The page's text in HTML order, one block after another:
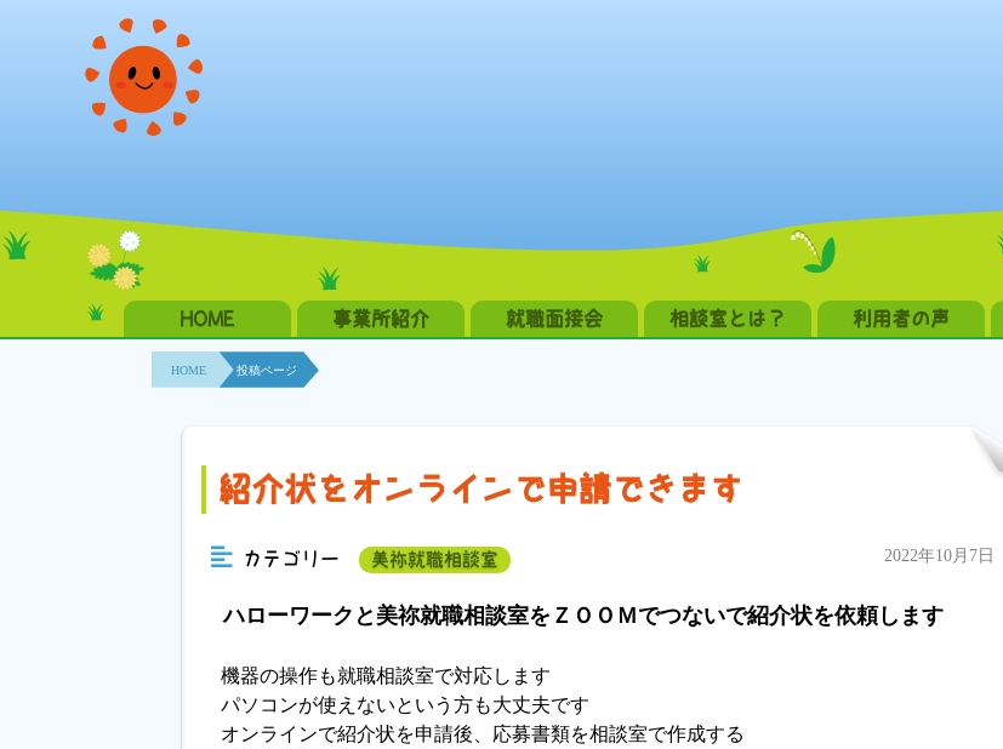
HOME 事業所紹介 就職面接会 相談室とは？ 利用者の声
HOME 投稿ページ
紹介状をオンラインで申請できます
カテゴリー 美祢就職相談室 2022年10月7日
ハローワークと美祢就職相談室をＺＯＯＭでつないで紹介状を依頼します
機器の操作も就職相談室で対応します
パソコンが使えないという方も大丈夫です
オンラインで紹介状を申請後、応募書類を相談室で作成する